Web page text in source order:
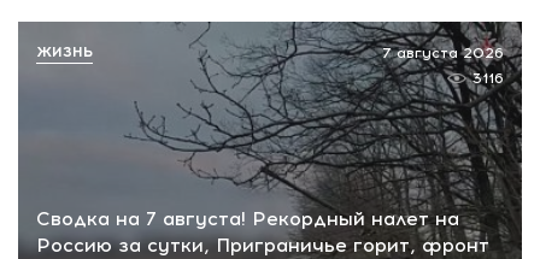
Сводка на 7 августа! Рекордный налет на
Россию за сутки, Приграничье горит, фронт
7 августа 2026
3116
ЖИЗНЬ